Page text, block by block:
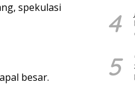
spekulasi
besar.
4
5